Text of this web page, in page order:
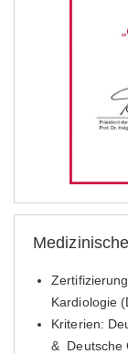
Kardiologie
Kriterien:
& Deutsche